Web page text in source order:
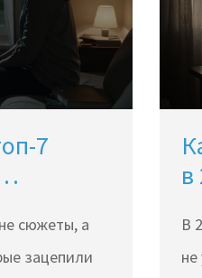
7
сюжеты, а
зацепили
в
В